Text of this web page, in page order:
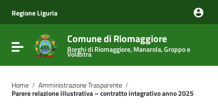
Vai al menu di navigazione
Vai al footer
Regione Liguria
Attiva / disattiva la navigazione
Comune di Riomaggiore
Borghi di Riomaggiore, Manarola, Groppo e
Volastra
Home / Amministrazione Trasparente /
Parere relazione illustrativa – contratto integrativo anno 2025